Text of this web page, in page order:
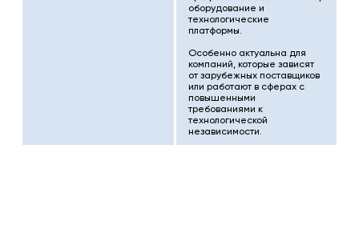
оборудование и
технологические
платформы.
Особенно актуальна для
компаний, которые зависят
от зарубежных поставщиков
или работают в сферах с
повышенными
требованиями к
технологической
независимости.